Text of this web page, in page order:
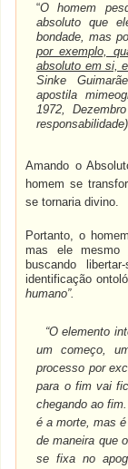
“O homem
absoluto que
bondade, mas
por exemplo,
absoluto em si,
Sinke
apostila
1972,
Amando o
homem se
se tornaria divino.
Portanto, o
mas ele mesmo
buscando
identificação
humano”.
“O elemento
um começo,
processo por
para o fim vai
chegando ao
é a morte, mas
de maneira que
se fixa no